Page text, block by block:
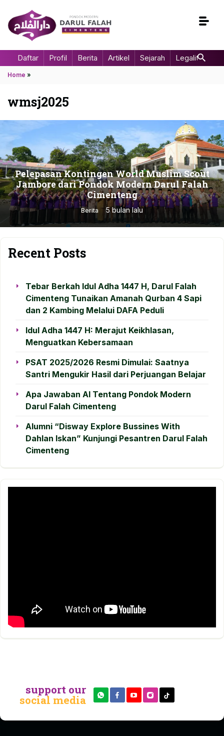
Daftar Profil Berita Artikel Sejarah Legalitas
Home »
wmsj2025
Pelepasan Kontingen World Muslim Scout
Jambore dari Pondok Modern Darul Falah
Cimenteng
Berita 5 bulan lalu
Recent Posts
Tebar Berkah Idul Adha 1447 H, Darul Falah
Cimenteng Tunaikan Amanah Qurban 4 Sapi
dan 2 Kambing Melalui DAFA Peduli
Idul Adha 1447 H: Merajut Keikhlasan,
Menguatkan Kebersamaan
PSAT 2025/2026 Resmi Dimulai: Saatnya
Santri Mengukir Hasil dari Perjuangan Belajar
Apa Jawaban AI Tentang Pondok Modern
Darul Falah Cimenteng
Alumni “Disway Explore Bussines With
Dahlan Iskan” Kunjungi Pesantren Darul Falah
Cimenteng
support our
social media